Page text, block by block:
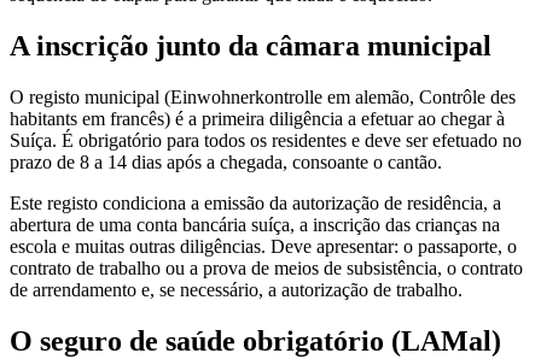
A inscrição junto da câmara municipal
O registo municipal (Einwohnerkontrolle em alemão, Contrôle des
habitants em francês) é a primeira diligência a efetuar ao chegar à
Suíça. É obrigatório para todos os residentes e deve ser efetuado no
prazo de 8 a 14 dias após a chegada, consoante o cantão.
Este registo condiciona a emissão da autorização de residência, a
abertura de uma conta bancária suíça, a inscrição das crianças na
escola e muitas outras diligências. Deve apresentar: o passaporte, o
contrato de trabalho ou a prova de meios de subsistência, o contrato
de arrendamento e, se necessário, a autorização de trabalho.
O seguro de saúde obrigatório (LAMal)